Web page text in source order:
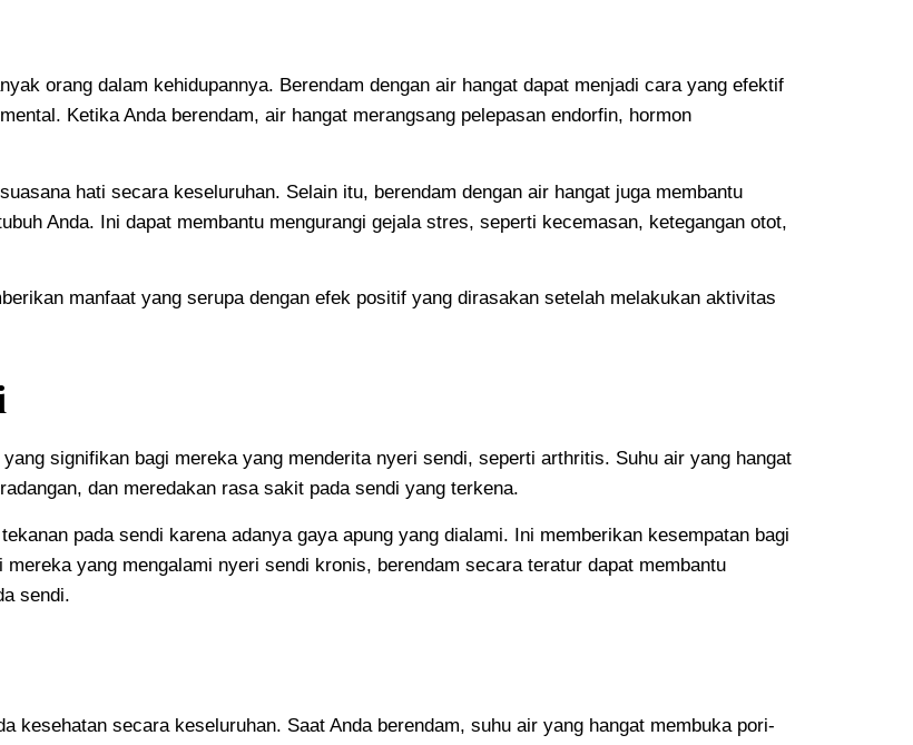
orang dalam kehidupannya. Berendam dengan air hangat dapat menjadi cara yang efektif
Ketika Anda berendam, air hangat merangsang pelepasan endorfin, hormon
hati secara keseluruhan. Selain itu, berendam dengan air hangat juga membantu
Anda. Ini dapat membantu mengurangi gejala stres, seperti kecemasan, ketegangan otot,
manfaat yang serupa dengan efek positif yang dirasakan setelah melakukan aktivitas
signifikan bagi mereka yang menderita nyeri sendi, seperti arthritis. Suhu air yang hangat
dan meredakan rasa sakit pada sendi yang terkena.
pada sendi karena adanya gaya apung yang dialami. Ini memberikan kesempatan bagi
yang mengalami nyeri sendi kronis, berendam secara teratur dapat membantu
sendi.
kesehatan secara keseluruhan. Saat Anda berendam, suhu air yang hangat membuka pori-